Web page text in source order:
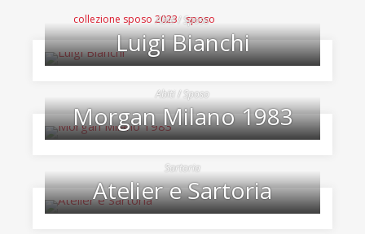
collezione sposo 2023 sposo
Abiti/ Sposo
Luigi Bianchi
Abiti/ Sposo
Morgan Milano 1983
Sartoria
Atelier e Sartoria